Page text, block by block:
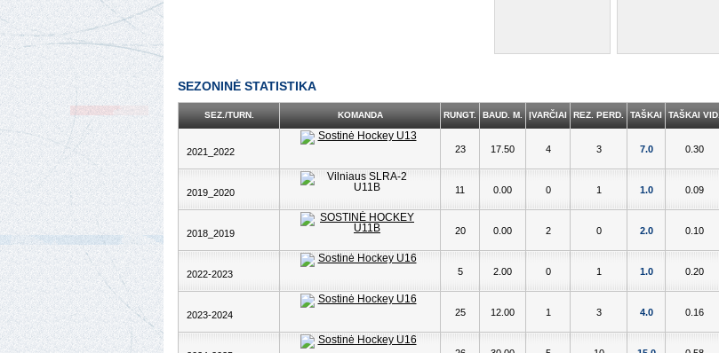
SEZONINĖ STATISTIKA
SEZ./TURN. KOMANDA RUNGT. BAUD. M. ĮVARČIAI REZ. PERD. TAŠKAI TAŠKAI VID.
2021_2022 23 17.50 4 3 7.0 0.30
2019_2020 11 0.00 0 1 1.0 0.09
2018_2019 20 0.00 2 0 2.0 0.10
2022-2023 5 2.00 0 1 1.0 0.20
2023-2024 25 12.00 1 3 4.0 0.16